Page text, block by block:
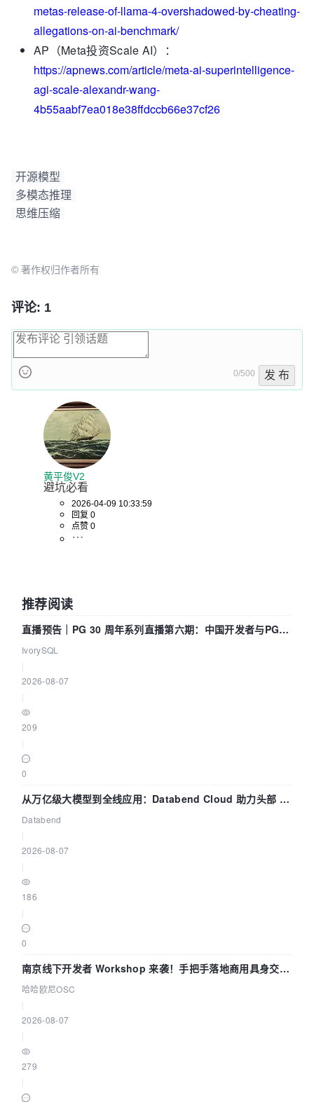
metas-release-of-llama-4-overshadowed-by-cheating-
allegations-on-ai-benchmark/
AP（Meta投资Scale AI）：
https://apnews.com/article/meta-ai-superintelligence-
agi-scale-alexandr-wang-
4b55aabf7ea018e38ffdccb66e37cf26
开源模型
多模态推理
思维压缩
© 著作权归作者所有
评论: 1
0/500 发 布
黄平俊V2
避坑必看
2026-04-09 10:33:59
回复 0
点赞 0
推荐阅读
直播预告｜PG 30 周年系列直播第六期：中国开发者与PG内
核——我们改得动吗？我们贡献了什么？
IvorySQL
2026-08-07
209
0
从万亿级大模型到全线应用：Databend Cloud 助力头部 AI
企业构建全链路 Trace 数据管道
Databend
2026-08-07
186
0
南京线下开发者 Workshop 来袭！手把手落地商用具身交互
智能 Agent 应用
哈哈欧尼OSC
2026-08-07
279